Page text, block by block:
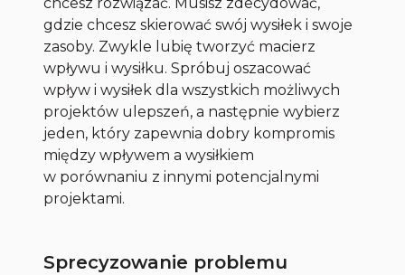
gdzie chcesz skierować swój wysiłek i swoje
zasoby. Zwykle lubię tworzyć macierz
wpływu i wysiłku. Spróbuj oszacować
wpływ i wysiłek dla wszystkich możliwych
projektów ulepszeń, a następnie wybierz
jeden, który zapewnia dobry kompromis
między wpływem a wysiłkiem
w porównaniu z innymi potencjalnymi
projektami.
Sprecyzowanie problemu